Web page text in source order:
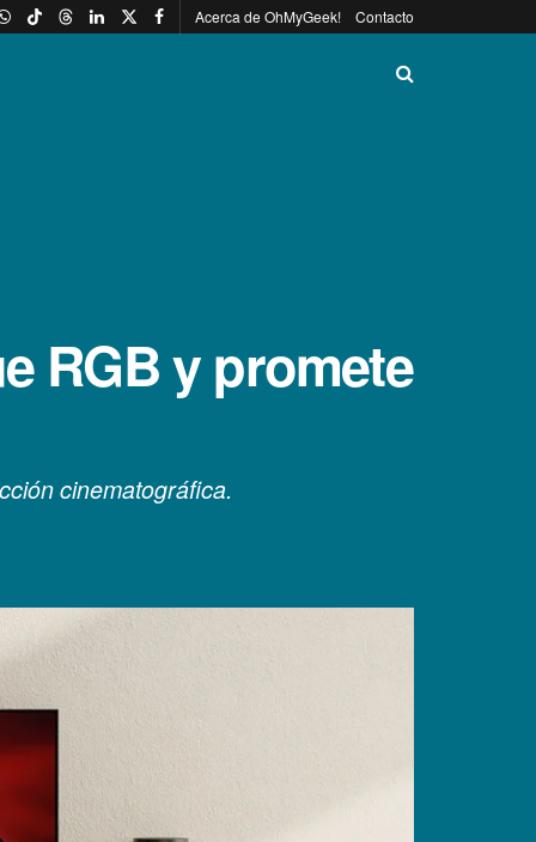
Acerca de OhMyGeek! Contacto
RGB y promete
cinematográfica.